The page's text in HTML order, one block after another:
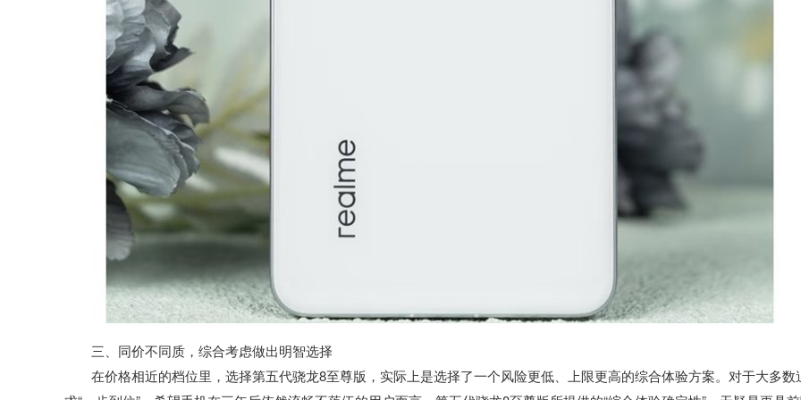
三、同价不同质，综合考虑做出明智选择
在价格相近的档位里，选择第五代骁龙8至尊版，实际上是选择了一个风险更低、上限更高的综合体验方案。对于大多数